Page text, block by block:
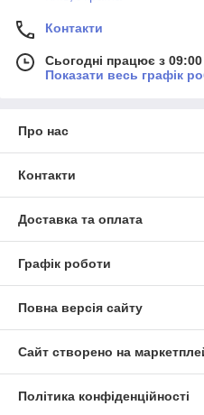
Контакти
Сьогодні працює з
Показати весь графік
Про нас
Контакти
Доставка та оплата
Графік роботи
Повна версія сайту
Сайт створено на
Політика конфіденційності